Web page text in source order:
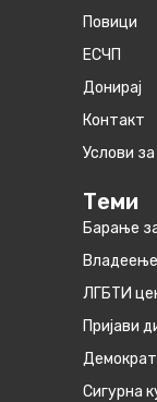
Повици
ЕСЧП
Донирај
Контакт
Услови
Теми
Барање
ЛГБТИ
Пријави
Сигурна